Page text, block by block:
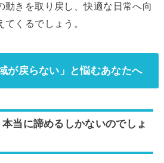
動きを取り戻し、快適な日常へ向
くるでしょう。
が戻らない」と悩むあなたへ
当に諦めるしかないのでしょ